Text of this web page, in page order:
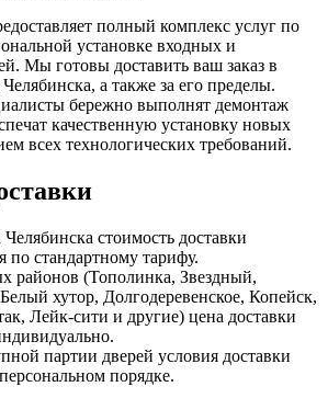
полный комплекс услуг по
установке входных и
Мы готовы доставить ваш заказ в
а также за его пределы.
бережно выполнят демонтаж
качественную установку новых
всех технологических требований.
стоимость доставки
по стандартному тарифу.
районов (Тополинка, Звездный,
хутор, Долгодеревенское, Копейск,
Лейк-сити и другие) цена доставки
партии дверей условия доставки
порядке.